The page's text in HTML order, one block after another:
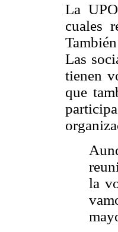
La
cuales
Las
tienen
que
la